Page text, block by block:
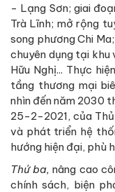
- Lạng Sơn; giai
Trà Lĩnh; mở rộng
song phương Chi
chuyên dụng tại khu
Hữu Nghị... Thực
tầng thương mại
nhìn đến năm 2030
25-2-2021, của
và phát triển hệ
hướng hiện đại, phù
Thứ ba, nâng cao
chính sách, biện